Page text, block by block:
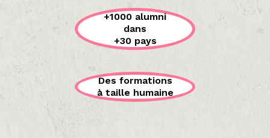
+1000 alumni
dans
+30 pays
Des formations
à taille humaine